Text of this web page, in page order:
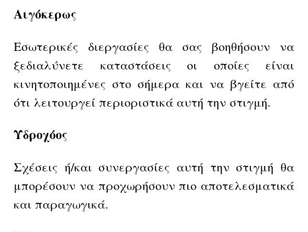
Αιγόκερως
Εσωτερικές διεργασίες θα σας βοηθήσουν να
ξεδιαλύνετε καταστάσεις οι οποίες είναι
κινητοποιημένες στο σήμερα και να βγείτε από
ότι λειτουργεί περιοριστικά αυτή την στιγμή.
Υδροχόος
Σχέσεις ή/και συνεργασίες αυτή την στιγμή θα
μπορέσουν να προχωρήσουν πιο αποτελεσματικά
και παραγωγικά.